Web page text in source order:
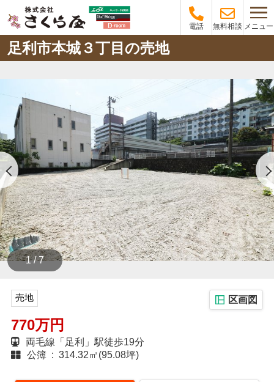
電話 無料相談 メニュー
足利市本城３丁目の売地
1 / 7
売地 区画図
770万円
両毛線「足利」駅徒歩19分
公簿 : 314.32㎡(95.08坪)